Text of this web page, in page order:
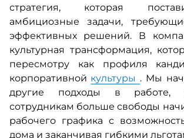
стратегия, которая
амбициозные задачи,
эффективных решений. В
культурная трансформация,
пересмотру как профиля
корпоративной культуры . Мы
другие подходы в работе,
сотрудникам больше свободы
рабочего графика с
дома и заканчивая гибкими